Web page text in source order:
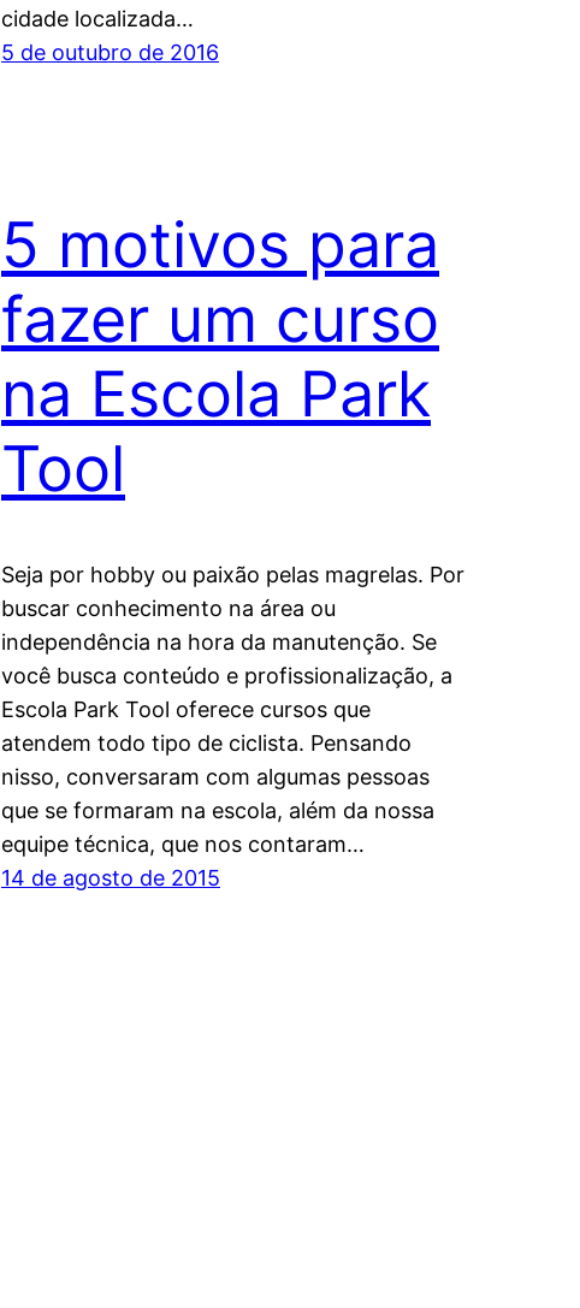
cidade localizada…
5 de outubro de 2016
5 motivos para
fazer um curso
na Escola Park
Tool
Seja por hobby ou paixão pelas magrelas. Por
buscar conhecimento na área ou
independência na hora da manutenção. Se
você busca conteúdo e profissionalização, a
Escola Park Tool oferece cursos que
atendem todo tipo de ciclista. Pensando
nisso, conversaram com algumas pessoas
que se formaram na escola, além da nossa
equipe técnica, que nos contaram…
14 de agosto de 2015